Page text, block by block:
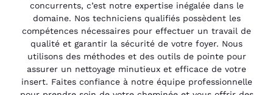
concurrents, c’est notre expertise inégalée dans le
domaine. Nos techniciens qualifiés possèdent les
compétences nécessaires pour effectuer un travail de
qualité et garantir la sécurité de votre foyer. Nous
utilisons des méthodes et des outils de pointe pour
assurer un nettoyage minutieux et efficace de votre
insert. Faites confiance à notre équipe professionnelle